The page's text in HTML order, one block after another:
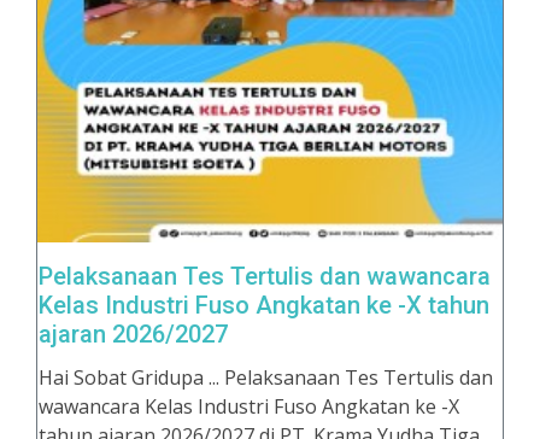
Pelaksanaan Tes Tertulis dan wawancara
Kelas Industri Fuso Angkatan ke -X tahun
ajaran 2026/2027
Hai Sobat Gridupa ... Pelaksanaan Tes Tertulis dan
wawancara Kelas Industri Fuso Angkatan ke -X